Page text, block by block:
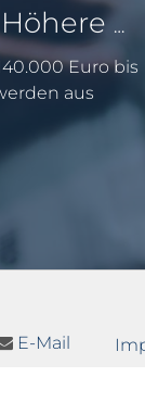
KfW-Förderung „Jung kauft Alt“: Höhere Kredite ab August 2026
Euro bis
aus
E-Mail